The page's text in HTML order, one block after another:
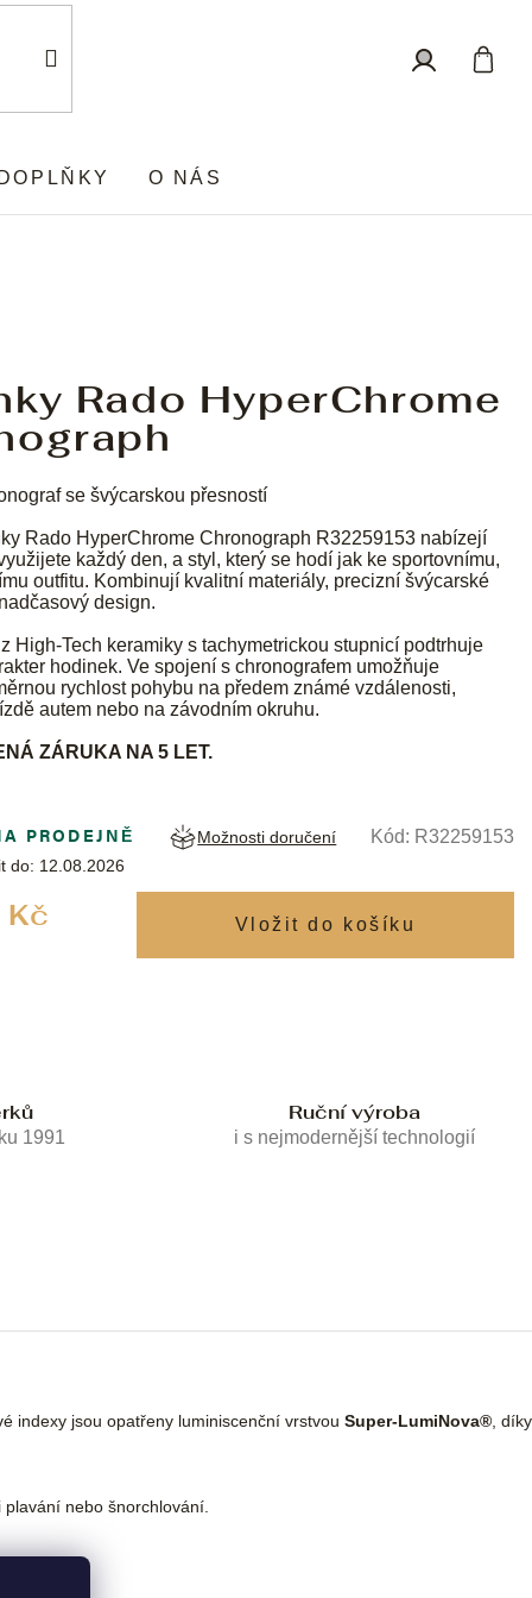
DOPLŇKY O NÁS
Rado HyperChrome
se švýcarskou přesností
Rado HyperChrome Chronograph R32259153 nabízejí
každý den, a styl, který se hodí jak ke sportovnímu,
outfitu. Kombinují kvalitní materiály, precizní švýcarské
design.
High-Tech keramiky s tachymetrickou stupnicí podtrhuje
hodinek. Ve spojení s chronografem umožňuje
rychlost pohybu na předem známé vzdálenosti,
autem nebo na závodním okruhu.
ZÁRUKA NA 5 LET.
PRODEJNĚ
do: 12.08.2026
Možnosti doručení Kód: R32259153
1991
Ruční výroba
i s nejmodernější technologií
indexy jsou opatřeny luminiscenční vrstvou Super-LumiNova® ,
nebo šnorchlování.